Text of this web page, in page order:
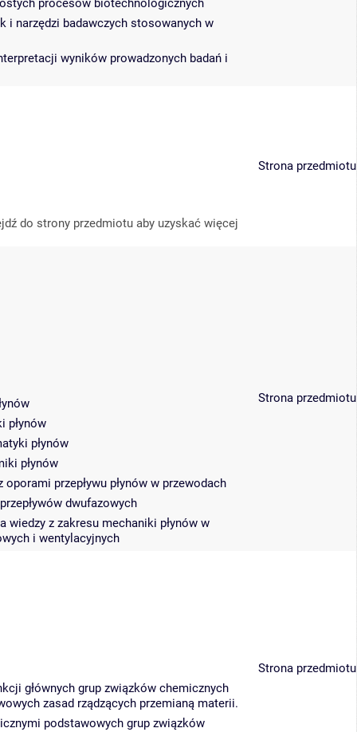
procesów biotechnologicznych
i narzędzi badawczych stosowanych w
wyników prowadzonych badań i
do strony przedmiotu aby uzyskać więcej
Strona przedmiotu
płynów
płynów
płynów
przepływu płynów w przewodach
dwufazowych
z zakresu mechaniki płynów w
i wentylacyjnych
Strona przedmiotu
głównych grup związków chemicznych
zasad rządzących przemianą materii.
podstawowych grup związków
Strona przedmiotu